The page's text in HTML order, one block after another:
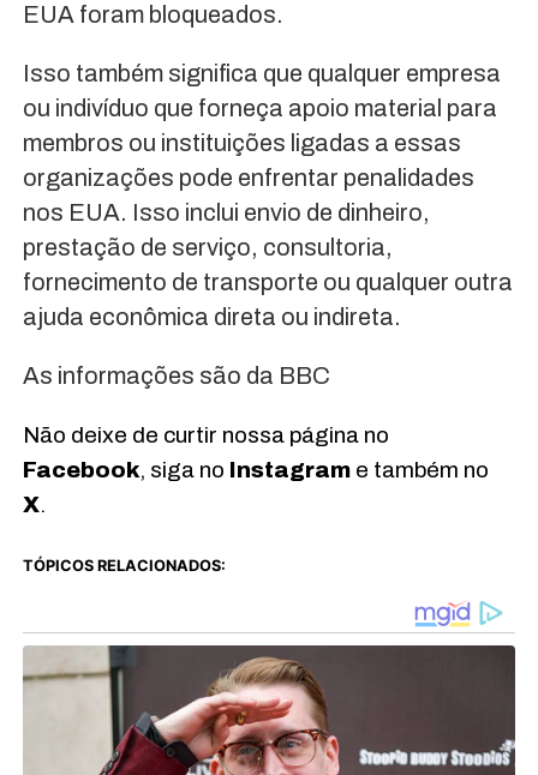
EUA foram bloqueados.
Isso também significa que qualquer empresa
ou indivíduo que forneça apoio material para
membros ou instituições ligadas a essas
organizações pode enfrentar penalidades
nos EUA. Isso inclui envio de dinheiro,
prestação de serviço, consultoria,
fornecimento de transporte ou qualquer outra
ajuda econômica direta ou indireta.
As informações são da BBC
Não deixe de curtir nossa página no
Facebook, siga no Instagrame também no
X.
TÓPICOS RELACIONADOS: